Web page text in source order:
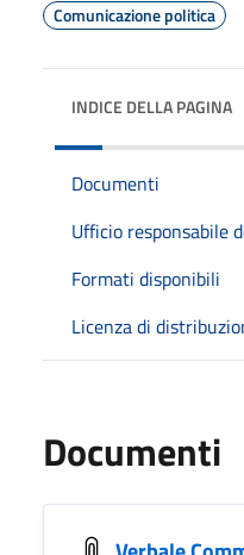
Comunicazione politica
INDICE DELLA PAGINA
Documenti
Ufficio responsabile
Formati disponibili
Licenza di
Documenti